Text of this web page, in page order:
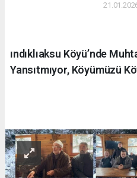
ındıklıaksu Köyü’nde
Yansıtmıyor, Köyümüzü